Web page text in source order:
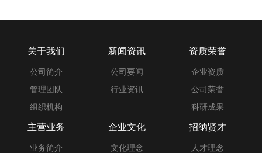
关于我们
公司简介
管理团队
组织机构
新闻资讯
公司要闻
行业资讯
资质荣誉
企业资质
公司荣誉
科研成果
主营业务
业务简介
企业文化
文化理念
招纳贤才
人才理念